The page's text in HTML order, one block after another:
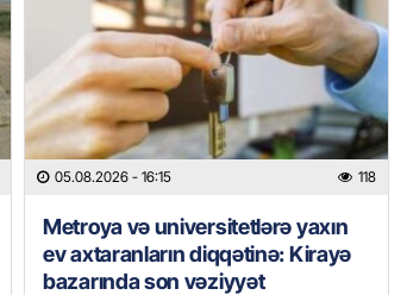
05.08.2026 - 16:15 118
Metroya və universitetlərə yaxın
ev axtaranların diqqətinə: Kirayə
bazarında son vəziyyət